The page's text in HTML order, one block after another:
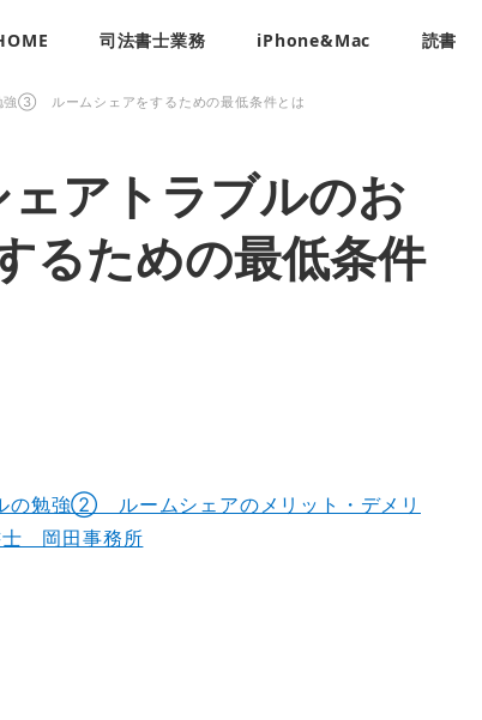
司法書士業務 iPhone&Mac 読書
強③ ルームシェアをするための最低条件とは
ェアトラブルのお
ための最低条件
の勉強② ルームシェアのメリット・デメリ
士 岡田事務所